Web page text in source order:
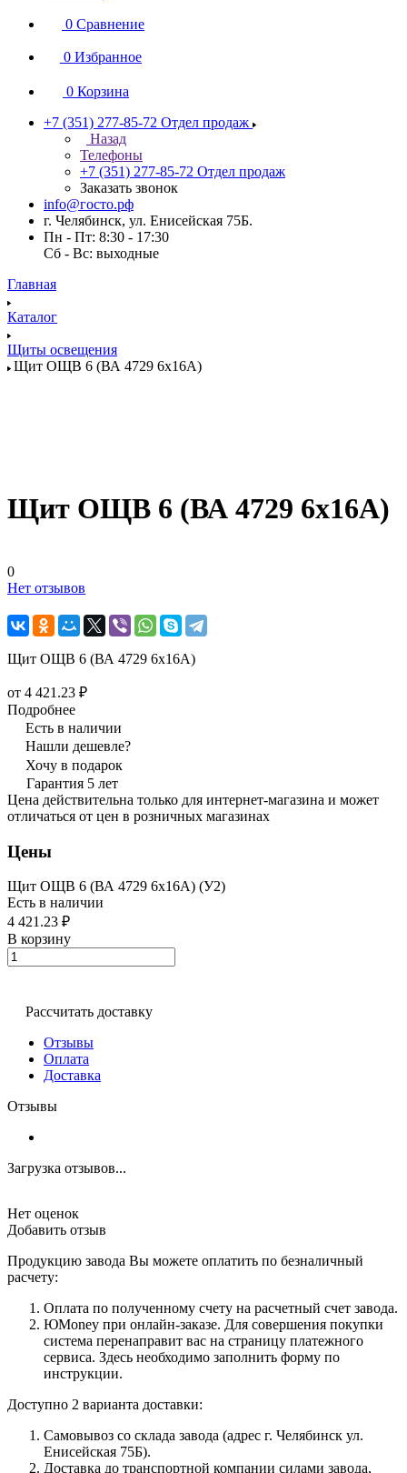
0 Сравнение
0 Избранное
0 Корзина
+7 (351) 277-85-72 Отдел продаж
Назад
Телефоны
+7 (351) 277-85-72 Отдел продаж
Заказать звонок
info@госто.рф
г. Челябинск, ул. Енисейская 75Б.
Пн - Пт: 8:30 - 17:30
Сб - Вс: выходные
Главная
Каталог
Щиты освещения
Щит ОЩВ 6 (ВА 4729 6х16А)
Щит ОЩВ 6 (ВА 4729 6х16А)
0
Нет отзывов
Щит ОЩВ 6 (ВА 4729 6х16А)
от 4 421.23 ₽
Подробнее
Есть в наличии
Нашли дешевле?
Хочу в подарок
Гарантия 5 лет
Цена действительна только для интернет-магазина и может
отличаться от цен в розничных магазинах
Цены
Щит ОЩВ 6 (ВА 4729 6х16А) (У2)
Есть в наличии
4 421.23 ₽
В корзину
Рассчитать доставку
Отзывы
Оплата
Доставка
Отзывы
Загрузка отзывов...
Нет оценок
Добавить отзыв
Продукцию завода Вы можете оплатить по безналичный
расчету:
Оплата по полученному счету на расчетный счет завода.
ЮMoney при онлайн-заказе. Для совершения покупки
система перенаправит вас на страницу платежного
сервиса. Здесь необходимо заполнить форму по
инструкции.
Доступно 2 варианта доставки:
Самовывоз со склада завода (адрес г. Челябинск ул.
Енисейская 75Б).
Доставка до транспортной компании силами завода,